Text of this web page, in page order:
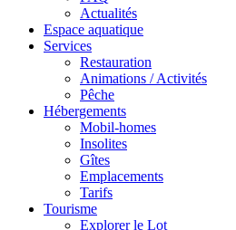
Actualités
Espace aquatique
Services
Restauration
Animations / Activités
Pêche
Hébergements
Mobil-homes
Insolites
Gîtes
Emplacements
Tarifs
Tourisme
Explorer le Lot